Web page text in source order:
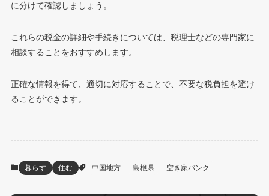
に分けて確認しましょう。
これらの税金の詳細や手続きについては、税理士などの専門家に
相談することをおすすめします。
正確な情報を得て、適切に対応することで、不要な税負担を避け
ることができます。
暮らす 住む 中国地方 島根県 空き家バンク